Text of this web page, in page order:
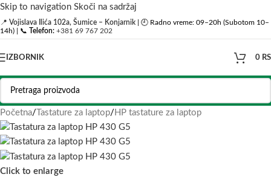
Skip to navigation Skoči na sadržaj
📍 Vojislava Ilića 102a, Šumice – Konjarnik | 🕘 Radno vreme: 09–20h (Subotom 10–
14h) | 📞 Telefon: +381 69 767 202
IZBORNIK 0
Početna/ Tastature za laptop/ HP tastature za laptop
Click to enlarge